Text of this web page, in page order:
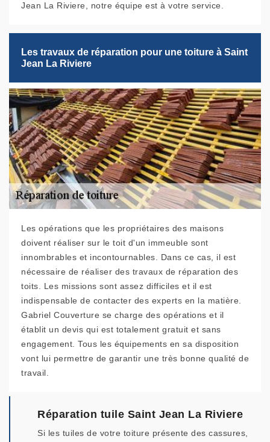
Jean La Riviere, notre équipe est à votre service.
Les travaux de réparation pour une toiture à Saint
Jean La Riviere
Les opérations que les propriétaires des maisons
doivent réaliser sur le toit d'un immeuble sont
innombrables et incontournables. Dans ce cas, il est
nécessaire de réaliser des travaux de réparation des
toits. Les missions sont assez difficiles et il est
indispensable de contacter des experts en la matière.
Gabriel Couverture se charge des opérations et il
établit un devis qui est totalement gratuit et sans
engagement. Tous les équipements en sa disposition
vont lui permettre de garantir une très bonne qualité de
travail.
Réparation tuile Saint Jean La Riviere
Si les tuiles de votre toiture présente des cassures,